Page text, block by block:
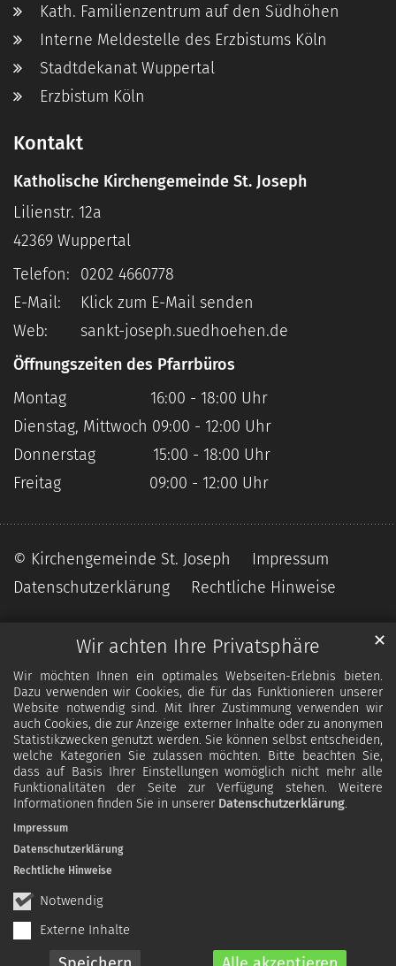
Wir achten Ihre Privatsphäre
Wir möchten Ihnen ein optimales Webseiten-Erlebnis bieten.
Dazu verwenden wir Cookies, die für das Funktionieren unserer
Website notwendig sind. Mit Ihrer Zustimmung verwenden wir
auch Cookies, die zur Anzeige externer Inhalte oder zu anonymen
Statistikzwecken genutzt werden. Sie können selbst entscheiden,
welche Kategorien Sie zulassen möchten. Bitte beachten Sie,
dass auf Basis Ihrer Einstellungen womöglich nicht mehr alle
Funktionalitäten der Seite zur Verfügung stehen. Weitere
Informationen finden Sie in unserer Datenschutzerklärung.
Notwendig
Externe Inhalte
✕
Impressum
Datenschutzerklärung
Rechtliche Hinweise
Kath. Familienzentrum auf den Südhöhen
Interne Meldestelle des Erzbistums Köln
Stadtdekanat Wuppertal
Erzbistum Köln
Kontakt
Katholische Kirchengemeinde St. Joseph
Lilienstr. 12a
42369 Wuppertal
Telefon:
0202 4660778
E-Mail:
Klick zum E-Mail senden
Web:
sankt-joseph.suedhoehen.de
Öffnungszeiten des Pfarrbüros
Montag 16:00 - 18:00 Uhr
Dienstag, Mittwoch 09:00 - 12:00 Uhr
Donnerstag 15:00 - 18:00 Uhr
Freitag 09:00 - 12:00 Uhr
© Kirchengemeinde St. Joseph
Impressum
Datenschutzerklärung
Rechtliche Hinweise